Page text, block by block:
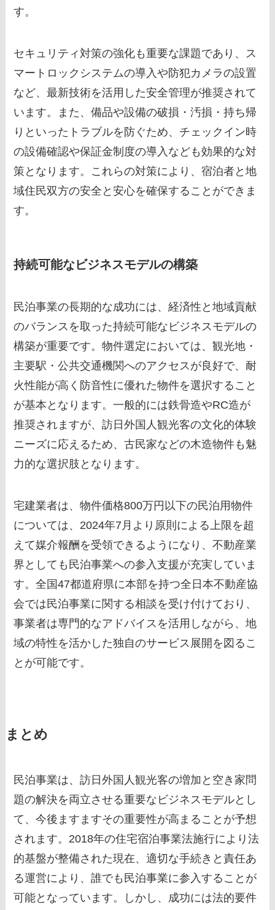
す。
セキュリティ対策の強化も重要な課題であり、ス
マートロックシステムの導入や防犯カメラの設置
など、最新技術を活用した安全管理が推奨されて
います。また、備品や設備の破損・汚損・持ち帰
りといったトラブルを防ぐため、チェックイン時
の設備確認や保証金制度の導入なども効果的な対
策となります。これらの対策により、宿泊者と地
域住民双方の安全と安心を確保することができま
す。
持続可能なビジネスモデルの構築
民泊事業の長期的な成功には、経済性と地域貢献
のバランスを取った持続可能なビジネスモデルの
構築が重要です。物件選定においては、観光地・
主要駅・公共交通機関へのアクセスが良好で、耐
火性能が高く防音性に優れた物件を選択すること
が基本となります。一般的には鉄骨造やRC造が
推奨されますが、訪日外国人観光客の文化的体験
ニーズに応えるため、古民家などの木造物件も魅
力的な選択肢となります。
宅建業者は、物件価格800万円以下の民泊用物件
については、2024年7月より原則による上限を超
えて媒介報酬を受領できるようになり、不動産業
界としても民泊事業への参入支援が充実していま
す。全国47都道府県に本部を持つ全日本不動産協
会では民泊事業に関する相談を受け付けており、
事業者は専門的なアドバイスを活用しながら、地
域の特性を活かした独自のサービス展開を図るこ
とが可能です。
まとめ
民泊事業は、訪日外国人観光客の増加と空き家問
題の解決を両立させる重要なビジネスモデルとし
て、今後ますますその重要性が高まることが予想
されます。2018年の住宅宿泊事業法施行により法
的基盤が整備された現在、適切な手続きと責任あ
る運営により、誰でも民泊事業に参入することが
可能となっています。しかし、成功には法的要件